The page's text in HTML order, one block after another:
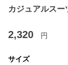
カジュアルス
2,320 円
サイズ